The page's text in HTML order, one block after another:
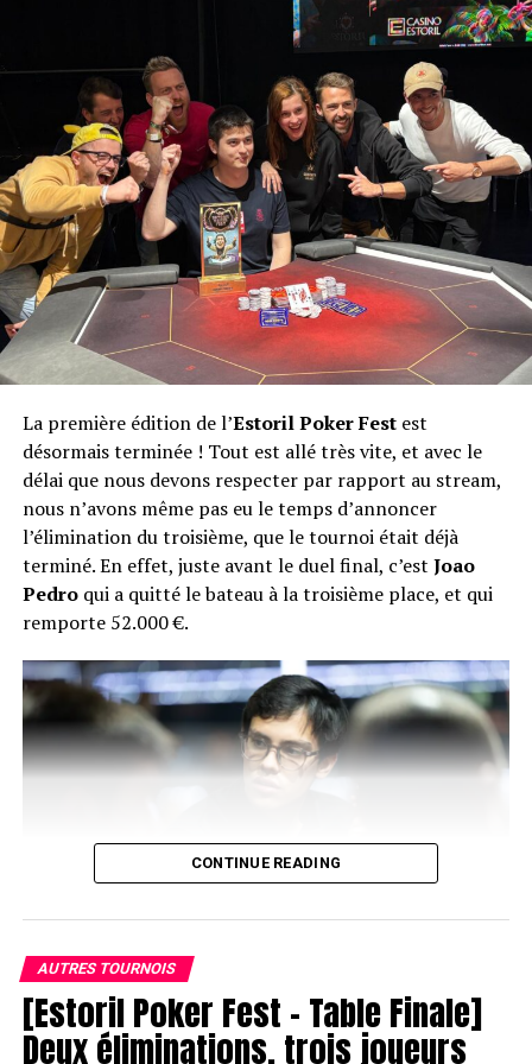
La première édition de l’Estoril Poker Festest
désormais terminée ! Tout est allé très vite, et avec le
délai que nous devons respecter par rapport au stream,
nous n’avons même pas eu le temps d’annoncer
l’élimination du troisième, que le tournoi était déjà
terminé. En effet, juste avant le duel final, c’est Joao
Pedroqui a quitté le bateau à la troisième place, et qui
remporte 52.000 €.
Joao Pedro
CONTINUE READING
AUTRES TOURNOIS
[Estoril Poker Fest – Table Finale]
Deux éliminations, trois joueurs